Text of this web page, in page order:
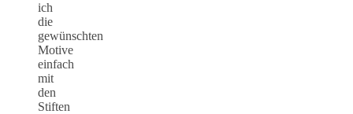
ich
die
gewünschten
Motive
einfach
mit
den
Stiften